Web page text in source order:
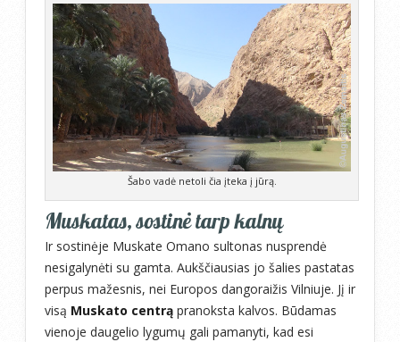
Šabo vadė netoli čia įteka į jūrą.
Muskatas, sostinė tarp kalnų
Ir sostinėje Muskate Omano sultonas nusprendė
nesigalynėti su gamta. Aukščiausias jo šalies pastatas
perpus mažesnis, nei Europos dangoraižis Vilniuje. Jį ir
visą Muskato centrą pranoksta kalvos. Būdamas
vienoje daugelio lygumų gali pamanyti, kad esi